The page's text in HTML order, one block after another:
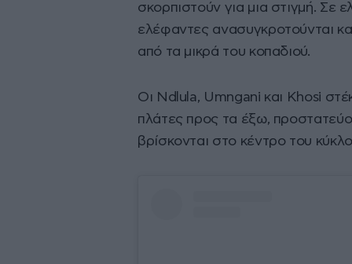
σκορπιστούν για μια στιγμή. Σε
ελέφαντες ανασυγκροτούνται
από τα μικρά του κοπαδιού.
Οι Ndlula, Umngani και Khosi
πλάτες προς τα έξω,
βρίσκονται στο κέντρο του